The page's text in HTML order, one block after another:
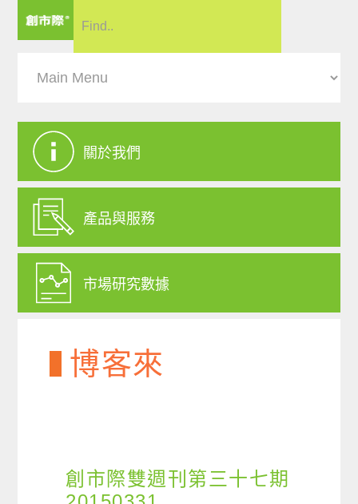
關於我們
產品與服務
市場研究數據
博客來
創市際雙週刊第三十七期